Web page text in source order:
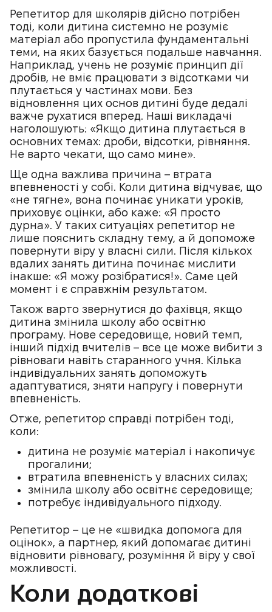
Репетитор для школярів дійсно потрібен
тоді, коли дитина системно не розуміє
матеріал або пропустила фундаментальні
теми, на яких базується подальше навчання.
Наприклад, учень не розуміє принцип дії
дробів, не вміє працювати з відсотками чи
плутається у частинах мови. Без
відновлення цих основ дитині буде дедалі
важче рухатися вперед. Наші викладачі
наголошують: «Якщо дитина плутається в
основних темах: дроби, відсотки, рівняння.
Не варто чекати, що само мине».
Ще одна важлива причина – втрата
впевненості у собі. Коли дитина відчуває, що
«не тягне», вона починає уникати уроків,
приховує оцінки, або каже: «Я просто
дурна». У таких ситуаціях репетитор не
лише пояснить складну тему, а й допоможе
повернути віру у власні сили. Після кількох
вдалих занять дитина починає мислити
інакше: «Я можу розібратися!». Саме цей
момент і є справжнім результатом.
Також варто звернутися до фахівця, якщо
дитина змінила школу або освітню
програму. Нове середовище, новий темп,
інший підхід вчителів – все це може вибити з
рівноваги навіть старанного учня. Кілька
індивідуальних занять допоможуть
адаптуватися, зняти напругу і повернути
впевненість.
Отже, репетитор справді потрібен тоді,
коли:
дитина не розуміє матеріал і накопичує
прогалини;
втратила впевненість у власних силах;
змінила школу або освітнє середовище;
потребує індивідуального підходу.
Репетитор – це не «швидка допомога для
оцінок», а партнер, який допомагає дитині
відновити рівновагу, розуміння й віру у свої
можливості.
Коли додаткові